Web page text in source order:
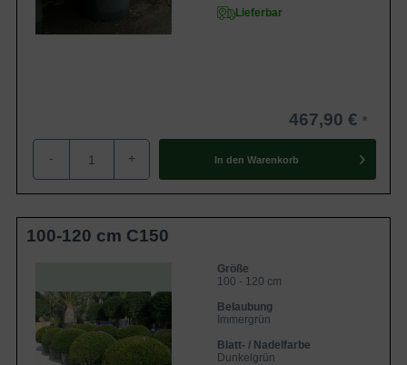
Lieferbar
467,90 €
- + In den Warenkorb
100-120 cm C150
Größe
100 - 120 cm
Belaubung
Immergrün
Blatt- / Nadelfarbe
Dunkelgrün